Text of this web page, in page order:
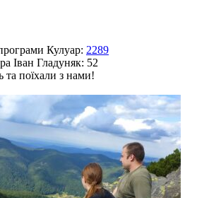
Кулуар: 2289
Іван Гладуняк: 52
та поїхали з нами!